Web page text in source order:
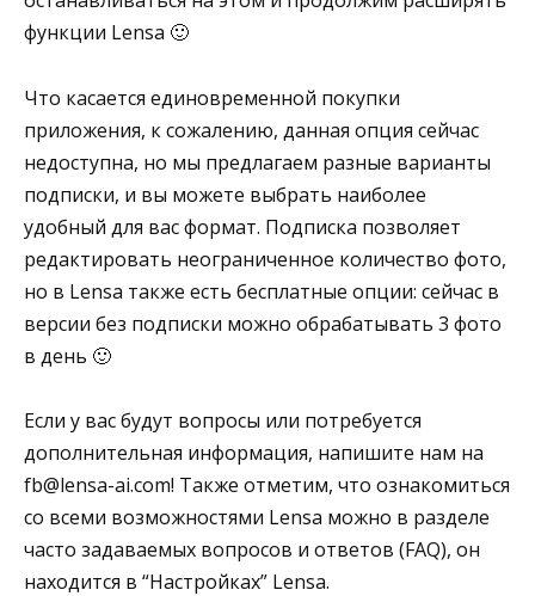
функции Lensa 🙂
Что касается единовременной покупки
приложения, к сожалению, данная опция сейчас
недоступна, но мы предлагаем разные варианты
подписки, и вы можете выбрать наиболее
удобный для вас формат. Подписка позволяет
редактировать неограниченное количество фото,
но в Lensa также есть бесплатные опции: сейчас в
версии без подписки можно обрабатывать 3 фото
в день 🙂
Если у вас будут вопросы или потребуется
дополнительная информация, напишите нам на
fb@lensa-ai.com! Также отметим, что ознакомиться
со всеми возможностями Lensa можно в разделе
часто задаваемых вопросов и ответов (FAQ), он
находится в “Настройках” Lensa.